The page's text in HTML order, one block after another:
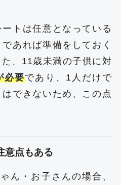
トは任意となっている
あれば準備をしておく
、11歳未満の子供に対
必要であり、1人だけで
できないため、この点
意点もある
ん・お子さんの場合、